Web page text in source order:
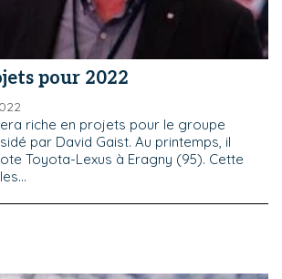
pour 2022
riche en projets pour le groupe
par David Gaist. Au printemps, il
Toyota-Lexus à Eragny (95). Cette